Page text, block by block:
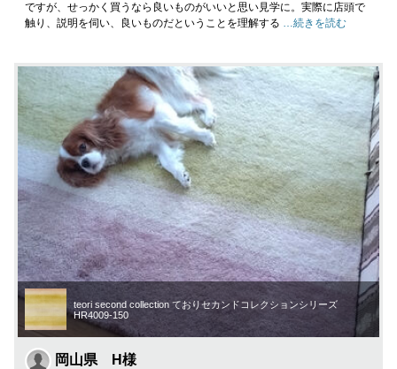
ですが、せっかく買うなら良いものがいいと思い見学に。実際に店頭で
触り、説明を伺い、良いものだということを理解する …続きを読む
teori second collection ておりセカンドコレクションシリーズ
HR4009-150
岡山県 H様